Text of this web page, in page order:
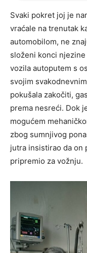
Svaki pokret joj je
vraćale na trenutak
automobilom, ne
složeni konci
vozila autoputem s
svojim
pokušala zakočiti,
prema nesreći. Dok
mogućem
zbog sumnjivog
jutra insistirao da on
pripremio za vožnju.